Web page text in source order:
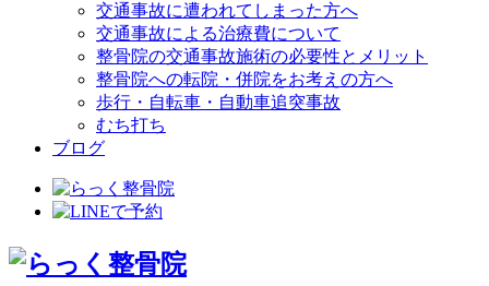
交通事故に遭われてしまった方へ
交通事故による治療費について
整骨院の交通事故施術の必要性とメリット
整骨院への転院・併院をお考えの方へ
歩行・自転車・自動車追突事故
むち打ち
ブログ